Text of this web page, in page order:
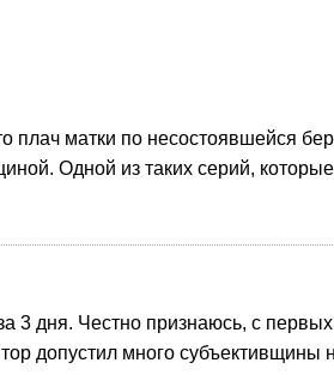
плач матки по несостоявшейся
Одной из таких серий,
3 дня. Честно признаюсь, с
допустил много субъективщины